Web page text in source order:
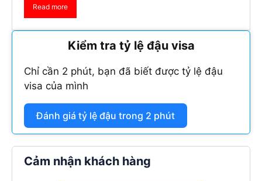
Read more
Kiểm tra tỷ lệ đậu visa
Chỉ cần 2 phút, bạn đã biết được tỷ lệ đậu
visa của mình
Đánh giá tỷ lệ đậu trong 2 phút
Cảm nhận khách hàng